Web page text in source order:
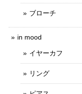
ブローチ
in mood
イヤーカフ
リング